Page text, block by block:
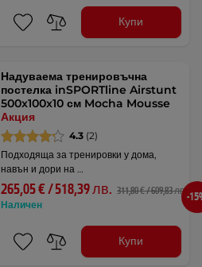
Купи
Надуваема тренировъчна
постелка inSPORTline Airstunt
500x100x10 см Mocha Mousse
Акция
4.3 (2)
Подходяща за тренировки у дома,
навън и дори на …
265,05 € / 518,39 лв. 311,80 € / 609,83 лв.
Наличен
-
Купи